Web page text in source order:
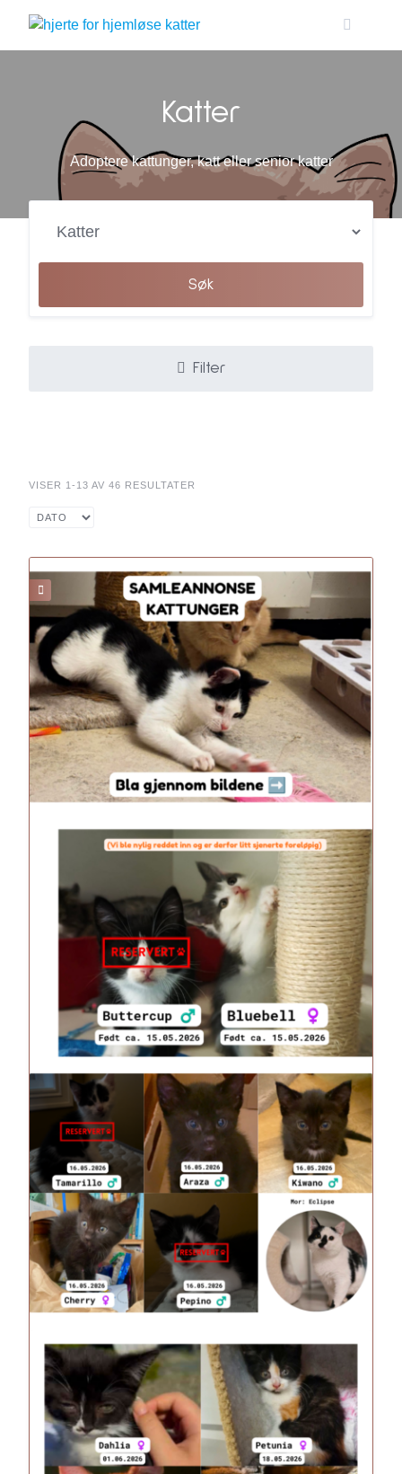
content
Katter
Adoptere kattunger, katt eller senior katter
Søk
Filter
VISER 1-13 AV 46 RESULTATER